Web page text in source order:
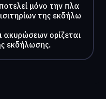
μόνο την πλα
της εκδήλω
ακυρώσεων ορίζεται
εκδήλωσης.